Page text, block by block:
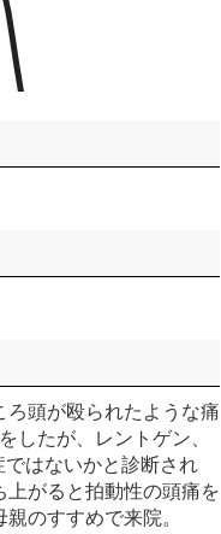
頭が殴られたような痛
したが、レントゲン、
はないかと診断され
上がると拍動性の頭痛を
のすすめで来院。